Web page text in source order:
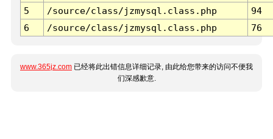
5
/source/class/jzmysql.class.php
94
6
/source/class/jzmysql.class.php 76
www.365jz.com 已经将此出错信息详细记录, 由此给您带来的访问不便我
们深感歉意.